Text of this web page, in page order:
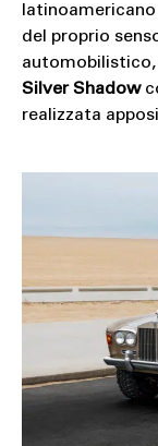
del proprio
automobilistico,
Silver Shadow
realizzata